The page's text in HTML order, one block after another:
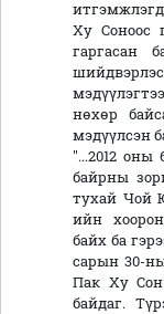
Ху Соноос
гаргасан
нөхөр
мэдүүлсэн
"...2012
байрны
тухай Чой
ийн
байх ба
сарын 30-
Пак Ху Сон
байдаг.